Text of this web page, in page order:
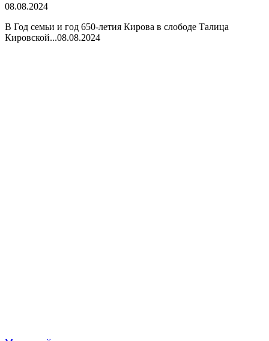
08.08.2024
В Год семьи и год 650-летия Кирова в слободе Талица
Кировской...08.08.2024